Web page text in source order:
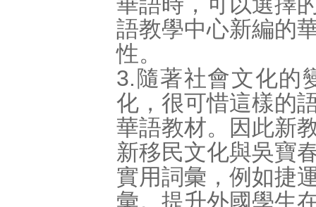
語教學中心新編的
性。
3.隨著社會文化的
化，很可惜這樣的
華語教材。因此新
新移民文化與吳寶
實用詞彙，例如捷
彙。提升外國學生